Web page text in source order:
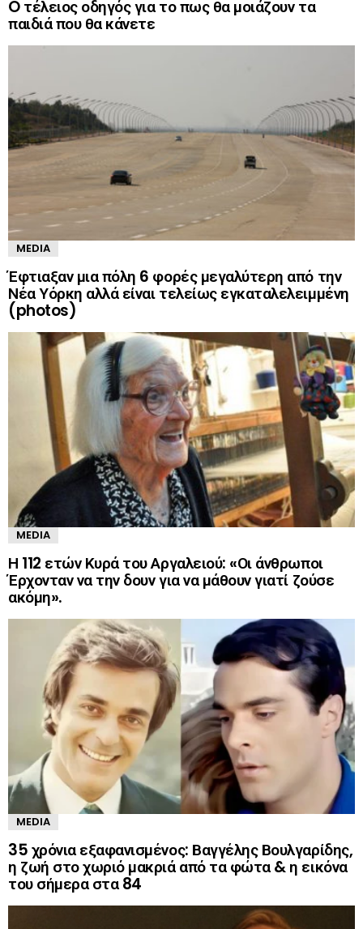
O τέλειος οδηγός για το πως θα μοιάζουν τα
παιδιά που θα κάνετε
MEDIA
Έφτιαξαν μια πόλη 6 φορές μεγαλύτερη από την
Νέα Υόρκη αλλά είναι τελείως εγκαταλελειμμένη
(photos)
MEDIA
Η 112 ετών Κυρά του Αργαλειού: «Οι άνθρωποι
Έρχονταν να την δουν για να μάθουν γιατί ζούσε
ακόμη».
MEDIA
35 χρόνια εξαφανισμένος: Βαγγέλης Βουλγαρίδης,
η ζωή στο χωριό μακριά από τα φώτα & η εικόνα
του σήμερα στα 84